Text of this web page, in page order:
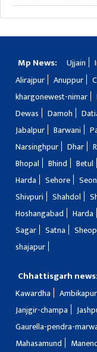
Mp News: Ujjain
Alirajpur
Anuppur
khargonewest-nimar
Dewas
Damoh
Jabalpur
Barwani
Narsinghpur
Dhar
Bhopal
Bhind Betul
Harda
Sehore
Shivpuri
Shahdol
Hoshangabad
Harda
Sagar
Satna
shajapur
Chhattisgarh news:
Kawardha
Ambikapur
Janjgir-champa
Gaurella-pendra-
Mahasamund